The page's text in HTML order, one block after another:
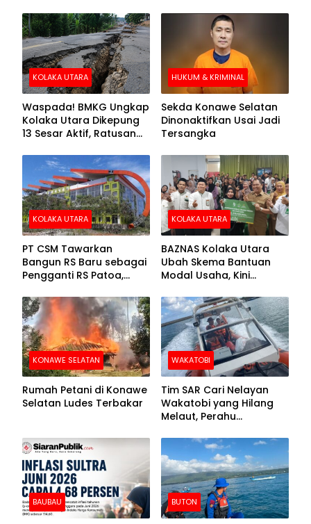
KOLAKA UTARA
Waspada! BMKG Ungkap
Kolaka Utara Dikepung
13 Sesar Aktif, Ratusan
HUKUM & KRIMINAL
Sekda Konawe Selatan
Dinonaktifkan Usai Jadi
Tersangka
KOLAKA UTARA
PT CSM Tawarkan
Bangun RS Baru sebagai
Pengganti RS Patoa,
Kolut
KOLAKA UTARA
BAZNAS Kolaka Utara
Ubah Skema Bantuan
Modal Usaha, Kini
Barang Senilai Rp419,5
Juta
KONAWE SELATAN
Rumah Petani di Konawe
Selatan Ludes Terbakar
WAKATOBI
Tim SAR Cari Nelayan
Wakatobi yang Hilang
Melaut, Perahu
Kemasukan Air
BAUBAU BUTON